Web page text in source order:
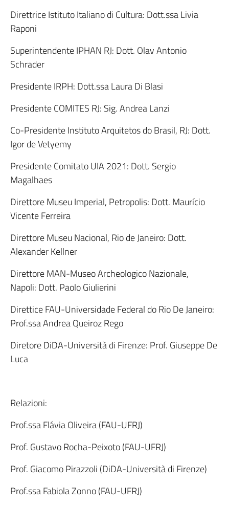
Direttrice Istituto Italiano di Cultura: Dott.ssa Livia
Raponi
Superintendente IPHAN RJ: Dott. Olav Antonio
Schrader
Presidente IRPH: Dott.ssa Laura Di Blasi
Presidente COMITES RJ: Sig. Andrea Lanzi
Co-Presidente Instituto Arquitetos do Brasil, RJ: Dott.
Igor de Vetyemy
Presidente Comitato UIA 2021: Dott. Sergio
Magalhaes
Direttore Museu Imperial, Petropolis: Dott. Maurício
Vicente Ferreira
Direttore Museu Nacional, Rio de Janeiro: Dott.
Alexander Kellner
Direttore MAN-Museo Archeologico Nazionale,
Napoli: Dott. Paolo Giulierini
Direttice FAU-Universidade Federal do Rio De Janeiro:
Prof.ssa Andrea Queiroz Rego
Diretore DiDA-Università di Firenze: Prof. Giuseppe De
Luca
Relazioni:
Prof.ssa Flávia Oliveira (FAU-UFRJ)
Prof. Gustavo Rocha-Peixoto (FAU-UFRJ)
Prof. Giacomo Pirazzoli (DiDA-Università di Firenze)
Prof.ssa Fabiola Zonno (FAU-UFRJ)